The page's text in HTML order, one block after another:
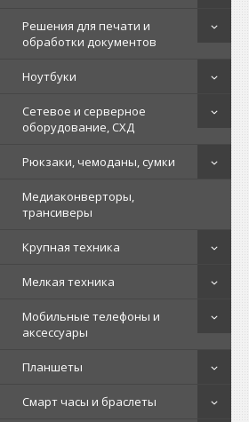
Решения для печати и
обработки документов
Ноутбуки
Сетевое и серверное
оборудование, СХД
Рюкзаки, чемоданы, сумки
Медиаконверторы,
трансиверы
Крупная техника
Мелкая техника
Мобильные телефоны и
аксессуары
Планшеты
Смарт часы и браслеты